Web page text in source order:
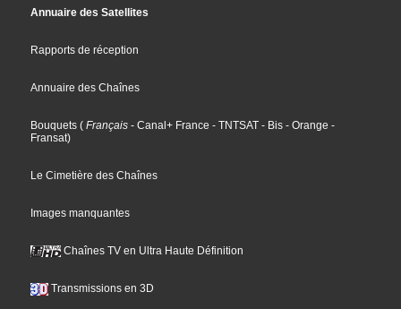
Annuaire des Satellites
Rapports de réception
Annuaire des Chaînes
Bouquets ( Français - Canal+ France - TNTSAT - Bis - Orange -
Fransat)
Le Cimetière des Chaînes
Images manquantes
Chaînes TV en Ultra Haute Définition
Transmissions en 3D